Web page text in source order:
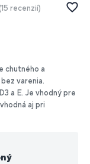
15 recenzií
chutného a
varenia.
a E. Je vhodný pre
aj pri